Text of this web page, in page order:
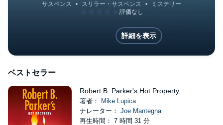
Robert B. Parker's Stone's
詳細を表示
ベストセラー
Robert B. Parker's Hot Property
著者：
Mike Lupica
ナレーター： Joe Mantegna
再生時間： 7 時間 31 分